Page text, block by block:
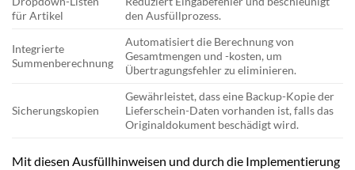
für Artikel
den Ausfüllprozess.
Integrierte
Summenberechnung
Automatisiert die Berechnung von
Gesamtmengen und -kosten, um
Übertragungsfehler zu eliminieren.
Sicherungskopien
Gewährleistet, dass eine Backup-Kopie der
Lieferschein-Daten vorhanden ist, falls das
Originaldokument beschädigt wird.
Mit diesen Ausfüllhinweisen und durch die Implementierung